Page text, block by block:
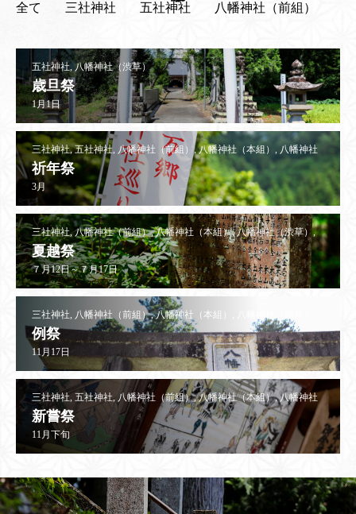
全て 三社神社 五社神社 八幡神社（前組）
五社神社, 八幡神社（渋草）
歳旦祭
1月1日
三社神社, 五社神社, 八幡神社（前組）, 八幡神社（本組）, 八幡神社
（渋草）, 八幡神社（直瀬）, 八社神社, 正八幡神社, 相峯神社
祈年祭
3月
三社神社, 八幡神社（前組）, 八幡神社（本組）, 八幡神社（渋草）,
八社神社, 正八幡神社, 相峯神社
夏越祭
７月12日～７月17日
三社神社, 八幡神社（前組）, 八幡神社（本組）, 八幡神社（渋草）,
八社神社, 正八幡神社, 相峯神社
例祭
11月17日
三社神社, 五社神社, 八幡神社（前組）, 八幡神社（本組）, 八幡神社
（渋草）, 八幡神社（直瀬）, 八社神社, 正八幡神社, 相峯神社
新嘗祭
11月下旬